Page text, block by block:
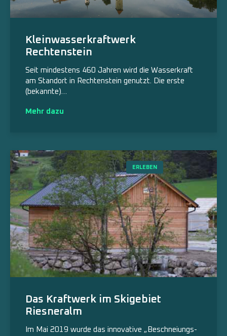
Kleinwasserkraftwerk
Rechtenstein
Seit mindestens 460 Jahren wird die Wasserkraft
am Standort in Rechtenstein genutzt. Die erste
(bekannte)…
Mehr dazu
ERLEBEN
Das Kraftwerk im Skigebiet
Riesneralm
Im Mai 2019 wurde das innovative „Beschneiungs-